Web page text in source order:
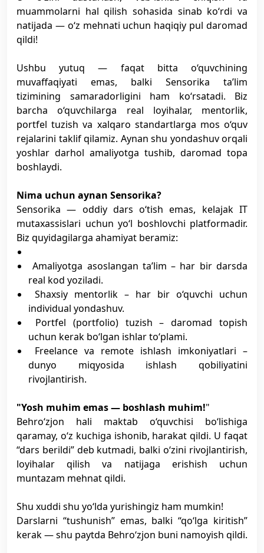
muammolarni hal qilish sohasida sinab ko‘rdi va
natijada — o‘z mehnati uchun haqiqiy pul daromad
qildi!
Ushbu yutuq — faqat bitta o‘quvchining
muvaffaqiyati emas, balki Sensorika ta’lim
tizimining samaradorligini ham ko‘rsatadi. Biz
barcha o‘quvchilarga real loyihalar, mentorlik,
portfel tuzish va xalqaro standartlarga mos o‘quv
rejalarini taklif qilamiz. Aynan shu yondashuv orqali
yoshlar darhol amaliyotga tushib, daromad topa
boshlaydi.
Nima uchun aynan Sensorika?
Sensorika — oddiy dars o‘tish emas, kelajak IT
mutaxassislari uchun yo‘l boshlovchi platformadir.
Biz quyidagilarga ahamiyat beramiz:
Amaliyotga asoslangan ta’lim – har bir darsda
real kod yoziladi.
Shaxsiy mentorlik – har bir o‘quvchi uchun
individual yondashuv.
Portfel (portfolio) tuzish – daromad topish
uchun kerak bo‘lgan ishlar to‘plami.
Freelance va remote ishlash imkoniyatlari –
dunyo miqyosida ishlash qobiliyatini
rivojlantirish.
"Yosh muhim emas — boshlash muhim!"
Behro‘zjon hali maktab o‘quvchisi bo‘lishiga
qaramay, o‘z kuchiga ishonib, harakat qildi. U faqat
“dars berildi” deb kutmadi, balki o‘zini rivojlantirish,
loyihalar qilish va natijaga erishish uchun
muntazam mehnat qildi.
Shu xuddi shu yo‘lda yurishingiz ham mumkin!
Darslarni “tushunish” emas, balki “qo‘lga kiritish”
kerak — shu paytda Behro‘zjon buni namoyish qildi.